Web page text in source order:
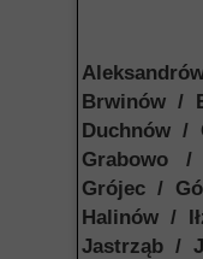
Brwinów /
Duchnów /
Grabowo /
Grójec /
Halinów /
Jastrząb /